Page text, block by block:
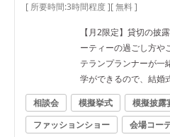
[ 所要時間:3時間程度][ 無料 ]
【月2限定】貸切の披
ーティーの過ごし方や
テランプランナーが一
学ができるので、結婚
に！ ■豪華特典■ 2万円相当の無料試食／料理より10
万円OFF／提携衣裳レ
ト2万円分 他
相談会 模擬挙式 模擬披露
ファッションショー
会場コー